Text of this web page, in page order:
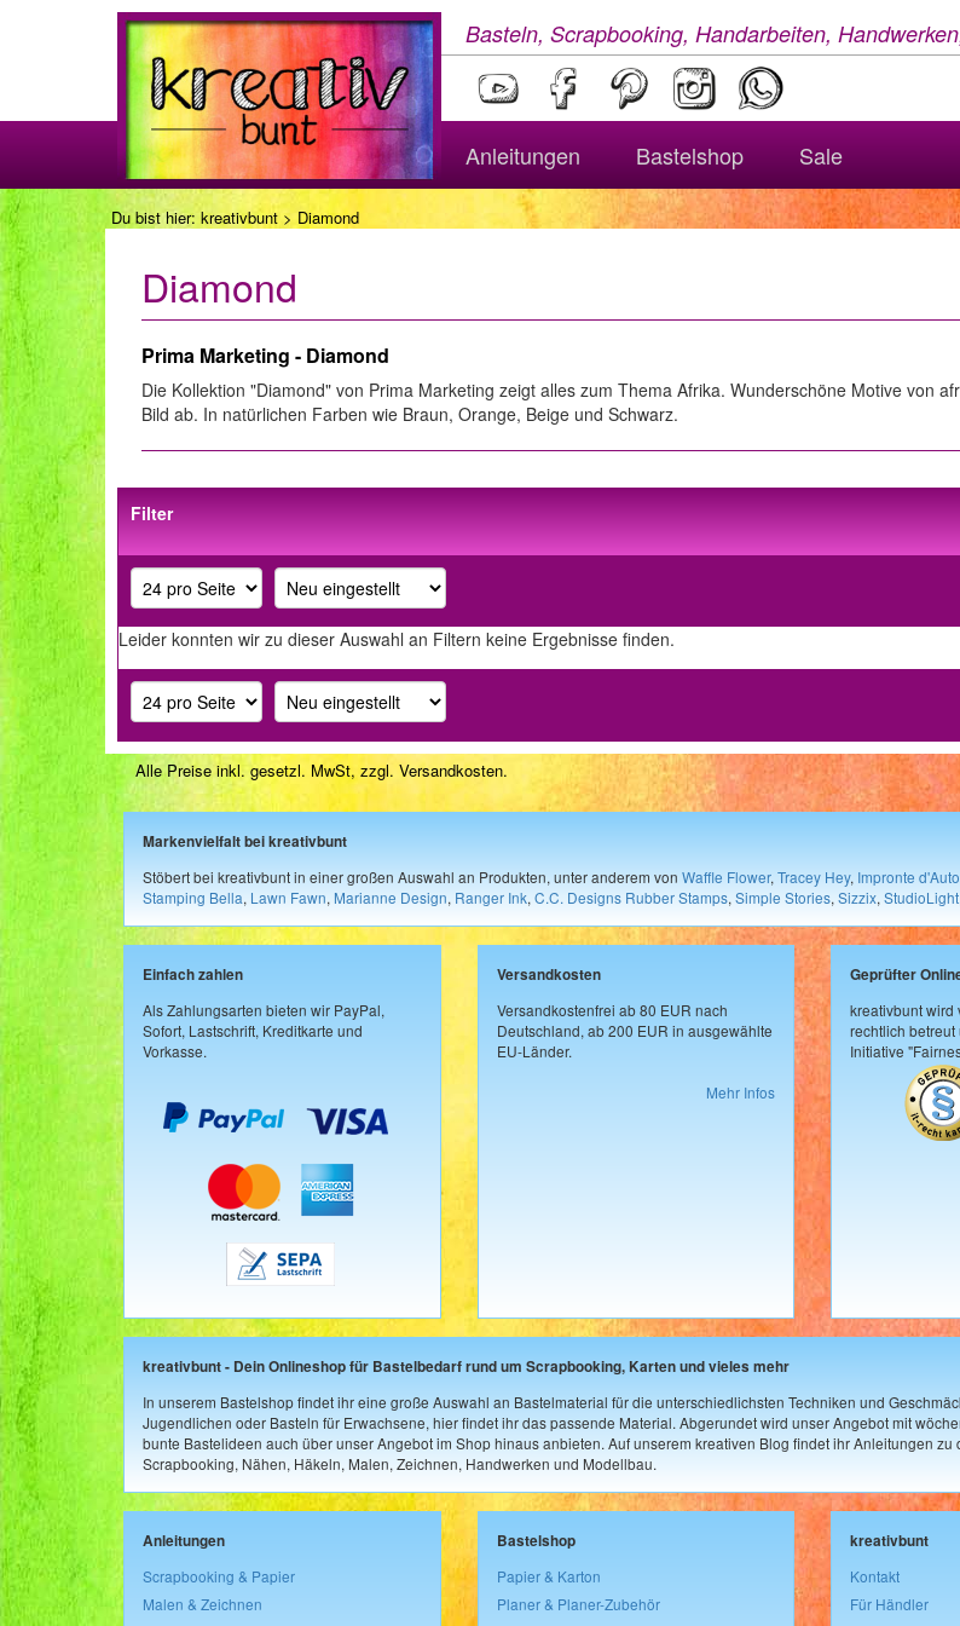
Basteln, Scrapbooking, Handarbeiten,
Anleitungen Bastelshop Sale
Du bist hier: kreativbunt > Diamond
Diamond
Prima Marketing - Diamond
Die Kollektion "Diamond" von Prima Marketing zeigt alles zum Thema Afrika. Wunderschöne Motive von
Bild ab. In natürlichen Farben wie Braun, Orange, Beige und Schwarz.
Filter
Leider konnten wir zu dieser Auswahl an Filtern keine Ergebnisse finden.
Alle Preise inkl. gesetzl. MwSt, zzgl. Versandkosten.
Markenvielfalt bei kreativbunt
Stöbert bei kreativbunt in einer großen Auswahl an Produkten, unter anderem von Waffle Flower, Tracey Hey, Impronte
Stamping Bella, Lawn Fawn, Marianne Design, Ranger Ink, C.C. Designs Rubber Stamps, Simple Stories, Sizzix, StudioLight
Einfach zahlen
Als Zahlungsarten bieten wir PayPal,
Sofort, Lastschrift, Kreditkarte und
Vorkasse.
Versandkosten
Versandkostenfrei ab 80 EUR nach
Deutschland, ab 200 EUR in ausgewählte
EU-Länder.
Mehr Infos
Geprüfter
kreativbunt wird
rechtlich
Initiative
kreativbunt - Dein Onlineshop für Bastelbedarf rund um Scrapbooking, Karten und vieles mehr
In unserem Bastelshop findet ihr eine große Auswahl an Bastelmaterial für die unterschiedlichsten Techniken und
Jugendlichen oder Basteln für Erwachsene, hier findet ihr das passende Material. Abgerundet wird unser Angebot mit
bunte Bastelideen auch über unser Angebot im Shop hinaus anbieten. Auf unserem kreativen Blog findet ihr Anleitungen
Scrapbooking, Nähen, Häkeln, Malen, Zeichnen, Handwerken und Modellbau.
Anleitungen
Scrapbooking & Papier
Malen & Zeichnen
Bastelshop
Papier & Karton
Planer & Planer-Zubehör
kreativbunt
Kontakt
Für Händler